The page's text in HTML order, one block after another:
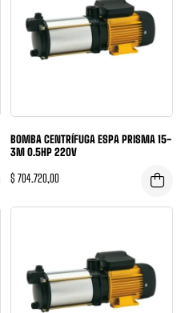
BOMBA CENTRÍFUGA ESPA PRISMA 15-
3M 0.5HP 220V
$ 704.720,00